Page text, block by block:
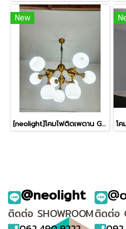
New
[neolight]โคมไฟติดเพดาน GDL-09-WH
@neolight
ติดต่อ SHOWROOMติดต่อ